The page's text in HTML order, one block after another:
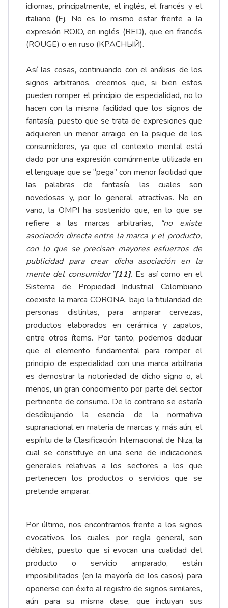
idiomas, principalmente, el inglés, el francés y el
italiano (Ej. No es lo mismo estar frente a la
expresión ROJO, en inglés (RED), que en francés
(ROUGE) o en ruso (КРАСНЫЙ).
Así las cosas, continuando con el análisis de los
signos arbitrarios, creemos que, si bien estos
pueden romper el principio de especialidad, no lo
hacen con la misma facilidad que los signos de
fantasía, puesto que se trata de expresiones que
adquieren un menor arraigo en la psique de los
consumidores, ya que el contexto mental está
dado por una expresión comúnmente utilizada en
el lenguaje que se “pega” con menor facilidad que
las palabras de fantasía, las cuales son
novedosas y, por lo general, atractivas. No en
vano, la OMPI ha sostenido que, en lo que se
refiere a las marcas arbitrarias,
“no existe
asociación directa entre la marca y el producto,
con lo que se precisan mayores esfuerzos de
publicidad para crear dicha asociación en la
mente del consumidor”[11]. Es así como en el
Sistema de Propiedad Industrial Colombiano
coexiste la marca CORONA, bajo la titularidad de
personas distintas, para amparar cervezas,
productos elaborados en cerámica y zapatos,
entre otros ítems. Por tanto, podemos deducir
que el elemento fundamental para romper el
principio de especialidad con una marca arbitraria
es demostrar la notoriedad de dicho signo o, al
menos, un gran conocimiento por parte del sector
pertinente de consumo. De lo contrario se estaría
desdibujando la esencia de la normativa
supranacional en materia de marcas y, más aún, el
espíritu de la Clasificación Internacional de Niza, la
cual se constituye en una serie de indicaciones
generales relativas a los sectores a los que
pertenecen los productos o servicios que se
pretende amparar.
Por último, nos encontramos frente a los signos
evocativos, los cuales, por regla general, son
débiles, puesto que si evocan una cualidad del
producto o servicio amparado, están
imposibilitados (en la mayoría de los casos) para
oponerse con éxito al registro de signos similares,
aún para su misma clase, que incluyan sus